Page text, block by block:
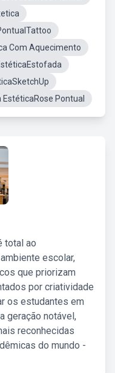
Com Aquecimento
EstéticaRose Pontual
total ao
escolar,
que priorizam
por criatividade
os estudantes em
geração notável,
reconhecidas
do mundo -